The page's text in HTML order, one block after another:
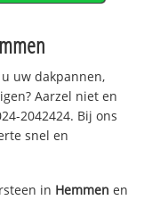
uw dakpannen,
Aarzel niet en
2042424. Bij ons
snel en
in Hemmen en